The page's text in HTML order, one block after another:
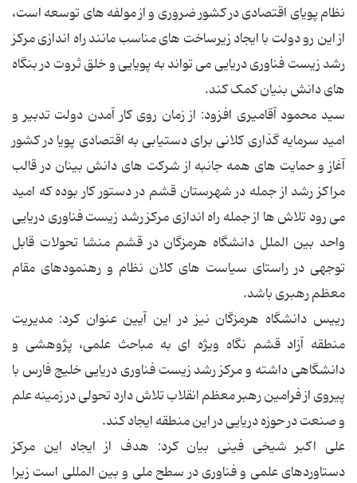
نظام پویای اقتصادی در کشور ضروری و از مولفه های توسعه است،
از این رو دولت با ایجاد زیرساخت های مناسب مانند راه اندازی مرکز
رشد زیست فناوری دریایی می تواند به پویایی و خلق ثروت در بنگاه
های دانش بنیان کمک کند.
سید محمود آقامیری افزود: از زمان روی کار آمدن دولت تدبیر و
امید سرمایه گذاری کلانی برای دستیابی به اقتصادی پویا در کشور
آغاز و حمایت های همه جانبه از شرکت های دانش بینان در قالب
مراکز رشد از جمله در شهرستان قشم در دستور کار بوده که امید
می رود تلاش ها از جمله راه اندازی مرکز رشد زیست فناوری دریایی
واحد بین الملل دانشگاه هرمزگان در قشم منشا تحولات قابل
توجهی در راستای سیاست های کلان نظام و رهنمودهای مقام
معظم رهبری باشد.
رییس دانشگاه هرمزگان نیز در این آیین عنوان کرد: مدیریت
منطقه آزاد قشم نگاه ویژه ای به مباحث علمی، پژوهشی و
دانشگاهی داشته و مرکز رشد زیست فناوری دریایی خلیج فارس با
پیروی از فرامین رهبر معظم انقلاب تلاش دارد تحولی در زمینه علم
و صنعت در حوزه دریایی در این منطقه ایجاد کند.
علی اکبر شیخی فینی بیان کرد: هدف از ایجاد این مرکز
دستاوردهای علمی و فناوری در سطح ملی و بین المللی است زیرا